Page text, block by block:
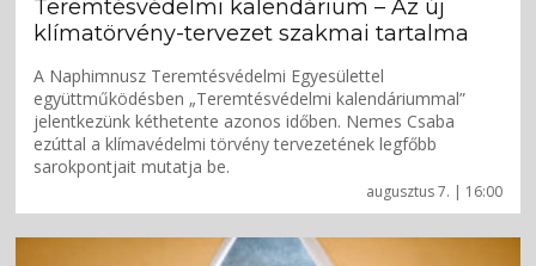
augusztus 7. | 16:00
Teremtésvédelmi kalendárium – Az új
klímatörvény-tervezet szakmai tartalma
A Naphimnusz Teremtésvédelmi Egyesülettel
együttműködésben „Teremtésvédelmi kalendáriummal”
jelentkezünk kéthetente azonos időben. Nemes Csaba
ezúttal a klímavédelmi törvény tervezetének legfőbb
sarokpontjait mutatja be.